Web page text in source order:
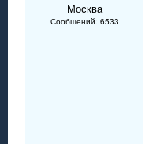
Москва
Сообщений: 6533